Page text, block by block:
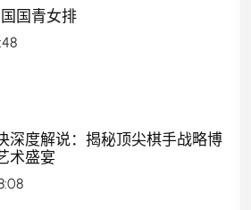
国青女排
深度解说：揭秘顶尖棋手战略博
术盛宴